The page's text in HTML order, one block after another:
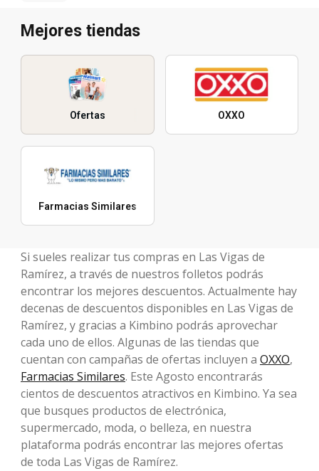
Mejores tiendas
Ofertas OXXO
Farmacias Similares
Si sueles realizar tus compras en Las Vigas de
Ramírez, a través de nuestros folletos podrás
encontrar los mejores descuentos. Actualmente hay
decenas de descuentos disponibles en Las Vigas de
Ramírez, y gracias a Kimbino podrás aprovechar
cada uno de ellos. Algunas de las tiendas que
cuentan con campañas de ofertas incluyen a OXXO,
Farmacias Similares. Este Agosto encontrarás
cientos de descuentos atractivos en Kimbino. Ya sea
que busques productos de electrónica,
supermercado, moda, o belleza, en nuestra
plataforma podrás encontrar las mejores ofertas
de toda Las Vigas de Ramírez.